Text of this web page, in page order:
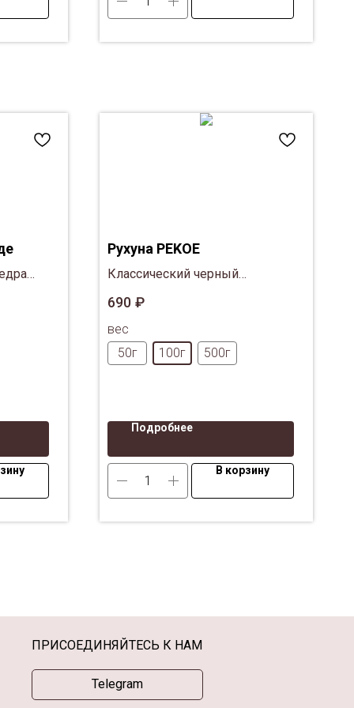
Рухуна PEKOE
Классический черный
одноименного региона Рухуна.
690 ₽
вес
50г
100г 500г
Подробнее
В корзину
ПРИСОЕДИНЯЙТЕСЬ К НАМ
Telegram